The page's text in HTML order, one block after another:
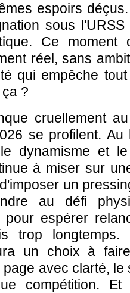
espoirs
sous
Ce
réel, sans
qui empêche
?
cruellement
se profilent.
dynamisme et
à miser sur
un
au défi
pour espérer
trop longtemps.
un choix à
avec clarté,
compétition.